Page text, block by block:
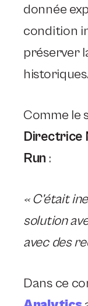
donnée
condition
préserver
historiques.
Comme le
Directrice
Run :
« C’était
solution
avec des
Dans ce